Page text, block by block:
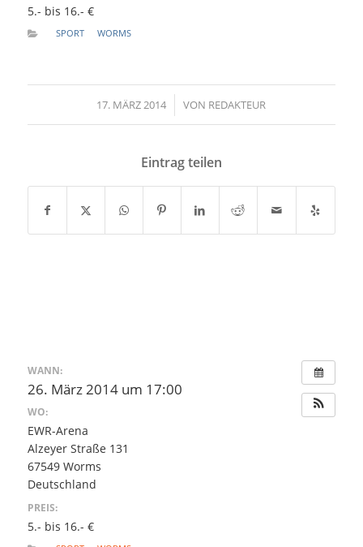
5.- bis 16.- €
SPORT WORMS
17. MÄRZ 2014
/ VON REDAKTEUR
Eintrag teilen
WANN:
26. März 2014 um 17:00
WO:
EWR-Arena
Alzeyer Straße 131
67549 Worms
Deutschland
PREIS:
5.- bis 16.- €